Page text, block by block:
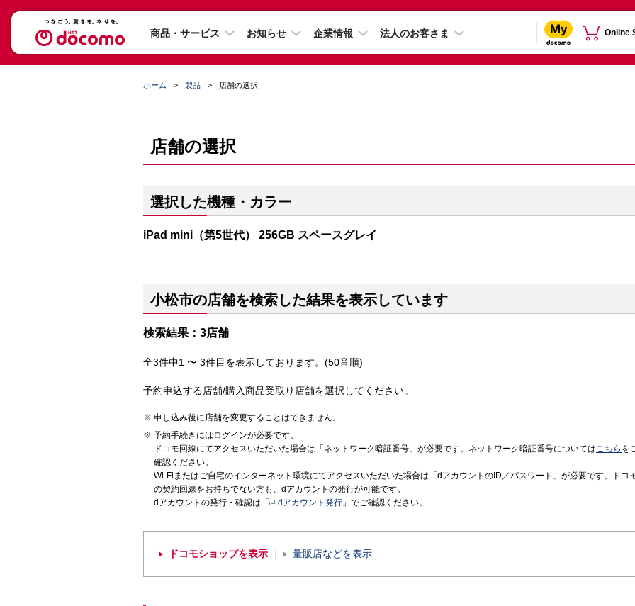
商品・サービス お知らせ 企業情報 法人のお客さま Online
ホーム 製品 店舗の選択
店舗の選択
選択した機種・カラー
iPad mini（第5世代） 256GB スペースグレイ
小松市の店舗を検索した結果を表示しています
検索結果：3店舗
全3件中1 〜 3件目を表示しております。(50音順)
予約申込する店舗/購入商品受取り店舗を選択してください。
申し込み後に店舗を変更することはできません。
予約手続きにはログインが必要です。
ドコモ回線にてアクセスいただいた場合は「ネットワーク暗証番号」が必要です。ネットワーク暗証番号についてはこちら を
確認ください。
Wi-Fiまたはご自宅のインターネット環境にてアクセスいただいた場合は「dアカウントのID／パスワード」が必要です。ドコ
の契約回線をお持ちでない方も、dアカウントの発行が可能です。
dアカウントの発行・確認は「
dアカウント発行 」でご確認ください。
ドコモショップを表示 量販店などを表示